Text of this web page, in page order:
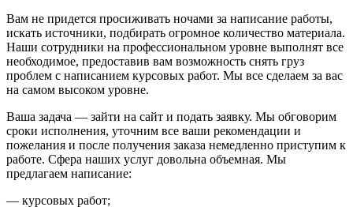
Вам не придется просиживать ночами за написание работы,
искать источники, подбирать огромное количество материала.
Наши сотрудники на профессиональном уровне выполнят все
необходимое, предоставив вам возможность снять груз
проблем с написанием курсовых работ. Мы все сделаем за вас
на самом высоком уровне.
Ваша задача — зайти на сайт и подать заявку. Мы обговорим
сроки исполнения, уточним все ваши рекомендации и
пожелания и после получения заказа немедленно приступим к
работе. Сфера наших услуг довольна объемная. Мы
предлагаем написание:
— курсовых работ;